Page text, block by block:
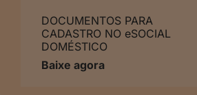
DOCUMENTOS PARA
CADASTRO NO eSOCIAL
DOMÉSTICO
Baixe agora